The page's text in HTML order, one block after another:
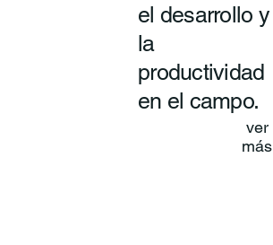
el desarrollo y
la
productividad
en el campo.
ver
más